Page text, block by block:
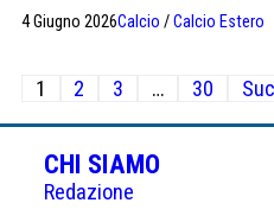
4 Giugno 2026Calcio /Calcio Estero
Paginazione
degli
articoli
1 2 3 … 30
CHI SIAMO
Redazione